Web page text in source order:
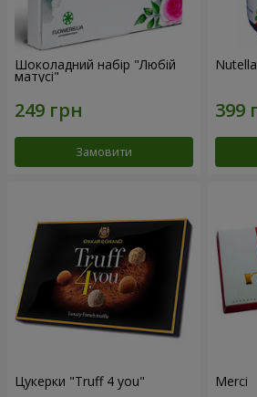
Шоколадний набір "Любій
матусі"
Замовити
Nutella
Цукерки "Truff 4 you" Merci